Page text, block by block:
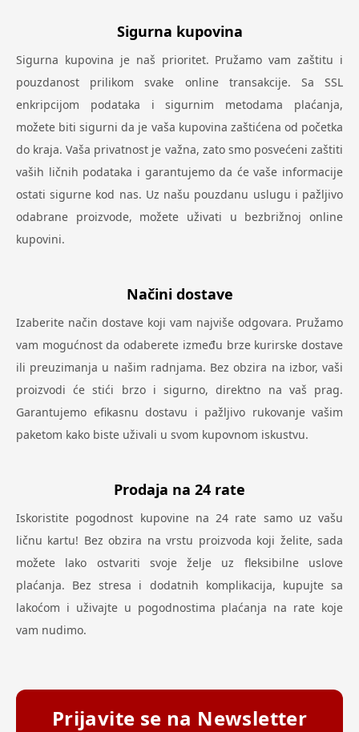
Sigurna kupovina
Sigurna kupovina je naš prioritet. Pružamo vam zaštitu i
pouzdanost prilikom svake online transakcije. Sa SSL
enkripcijom podataka i sigurnim metodama plaćanja,
možete biti sigurni da je vaša kupovina zaštićena od početka
do kraja. Vaša privatnost je važna, zato smo posvećeni zaštiti
vaših ličnih podataka i garantujemo da će vaše informacije
ostati sigurne kod nas. Uz našu pouzdanu uslugu i pažljivo
odabrane proizvode, možete uživati u bezbrižnoj online
kupovini.
Načini dostave
Izaberite način dostave koji vam najviše odgovara. Pružamo
vam mogućnost da odaberete između brze kurirske dostave
ili preuzimanja u našim radnjama. Bez obzira na izbor, vaši
proizvodi će stići brzo i sigurno, direktno na vaš prag.
Garantujemo efikasnu dostavu i pažljivo rukovanje vašim
paketom kako biste uživali u svom kupovnom iskustvu.
Prodaja na 24 rate
Iskoristite pogodnost kupovine na 24 rate samo uz vašu
ličnu kartu! Bez obzira na vrstu proizvoda koji želite, sada
možete lako ostvariti svoje želje uz fleksibilne uslove
plaćanja. Bez stresa i dodatnih komplikacija, kupujte sa
lakoćom i uživajte u pogodnostima plaćanja na rate koje
vam nudimo.
Prijavite se na Newsletter